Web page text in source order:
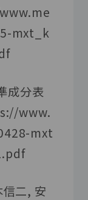
mxt_k
成分表
www.
mxt
二, 安